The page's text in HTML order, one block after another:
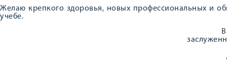
Желаю крепкого здоровья, новых профессиональных и
учебе.